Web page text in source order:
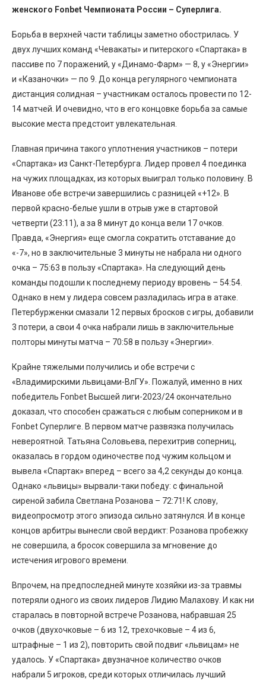
женского Fonbet Чемпионата России – Суперлига.
Борьба в верхней части таблицы заметно обострилась. У
двух лучших команд «Чевакаты» и питерского «Спартака» в
пассиве по 7 поражений, у «Динамо-Фарм» — 8, у «Энергии»
и «Казаночки» — по 9. До конца регулярного чемпионата
дистанция солидная – участникам осталось провести по 12-
14 матчей. И очевидно, что в его концовке борьба за самые
высокие места предстоит увлекательная.
Главная причина такого уплотнения участников – потери
«Спартака» из Санкт-Петербурга. Лидер провел 4 поединка
на чужих площадках, из которых выиграл только половину. В
Иванове обе встречи завершились с разницей «+12». В
первой красно-белые ушли в отрыв уже в стартовой
четверти (23:11), а за 8 минут до конца вели 17 очков.
Правда, «Энергия» еще смогла сократить отставание до
«-7», но в заключительные 3 минуты не набрала ни одного
очка – 75:63 в пользу «Спартака». На следующий день
команды подошли к последнему периоду вровень – 54:54.
Однако в нем у лидера совсем разладилась игра в атаке.
Петербурженки смазали 12 первых бросков с игры, добавили
3 потери, а свои 4 очка набрали лишь в заключительные
полторы минуты матча – 70:58 в пользу «Энергии».
Крайне тяжелыми получились и обе встречи с
«Владимирскими львицами-ВлГУ». Пожалуй, именно в них
победитель Fonbet Высшей лиги-2023/24 окончательно
доказал, что способен сражаться с любым соперником и в
Fonbet Суперлиге. В первом матче развязка получилась
невероятной. Татьяна Соловьева, перехитрив соперниц,
оказалась в гордом одиночестве под чужим кольцом и
вывела «Спартак» вперед – всего за 4,2 секунды до конца.
Однако «львицы» вырвали-таки победу: с финальной
сиреной забила Светлана Розанова – 72:71! К слову,
видеопросмотр этого эпизода сильно затянулся. И в конце
концов арбитры вынесли свой вердикт: Розанова пробежку
не совершила, а бросок совершила за мгновение до
истечения игрового времени.
Впрочем, на предпоследней минуте хозяйки из-за травмы
потеряли одного из своих лидеров Лидию Малахову. И как ни
старалась в повторной встрече Розанова, набравшая 25
очков (двухочковые – 6 из 12, трехочковые – 4 из 6,
штрафные – 1 из 2), повторить свой подвиг «львицам» не
удалось. У «Спартака» двузначное количество очков
набрали 5 игроков, среди которых отличилась лучший